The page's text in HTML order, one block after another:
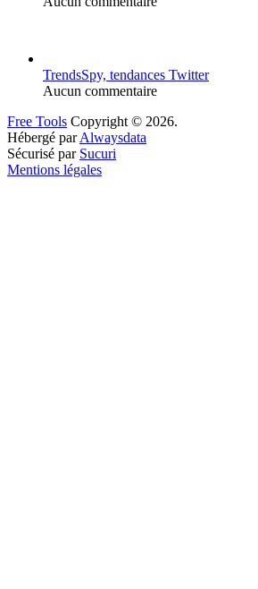
TrendsSpy, tendances Twitter
Aucun commentaire
Free Tools Copyright © 2026.
Hébergé parAlwaysdata
Sécurisé par Sucuri
Mentions légales